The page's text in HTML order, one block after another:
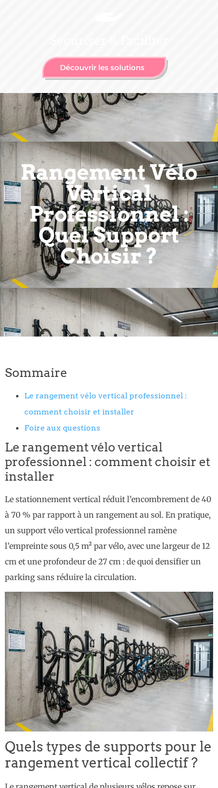
Découvrir les solutions
Rangement Vélo
Vertical
Professionnel :
Quel Support
Choisir ?
Sommaire
Le rangement vélo vertical professionnel :
comment choisir et installer
Foire aux questions
Le rangement vélo vertical
professionnel : comment choisir et
installer
Le stationnement vertical réduit l’encombrement de 40
à 70 % par rapport à un rangement au sol. En pratique,
un support vélo vertical professionnel ramène
l’empreinte sous 0,5 m² par vélo, avec une largeur de 12
cm et une profondeur de 27 cm : de quoi densifier un
parking sans réduire la circulation.
Quels types de supports pour le
rangement vertical collectif ?